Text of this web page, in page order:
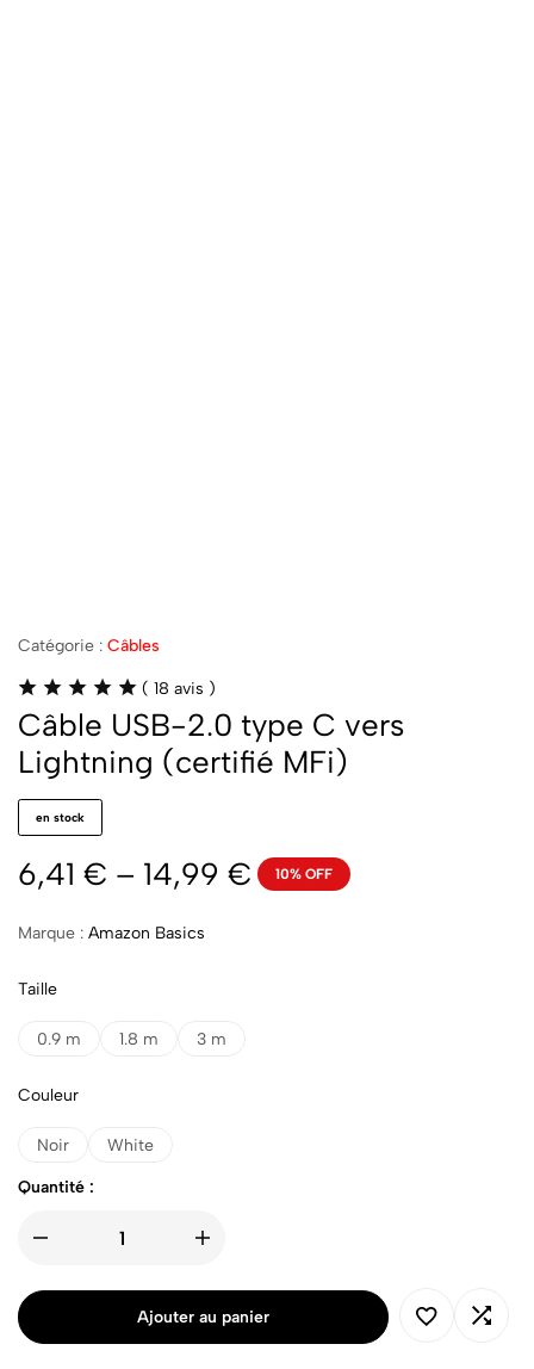
Catégorie : Câbles
( 18 avis )
Câble USB-2.0 type C vers
Lightning (certifié MFi)
en stock
6,41 € – 14,99 € 10% OFF
Marque : Amazon Basics
Taille
0.9 m 1.8 m 3 m
Couleur
Noir White
Quantité :
Ajouter au panier